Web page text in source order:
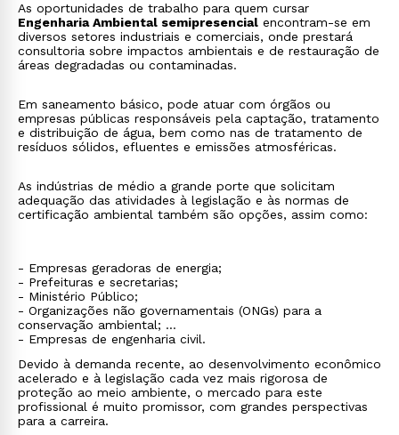
As oportunidades de trabalho para quem cursar
Engenharia Ambiental semipresencial encontram-se em
diversos setores industriais e comerciais, onde prestará
consultoria sobre impactos ambientais e de restauração de
áreas degradadas ou contaminadas.
Em saneamento básico, pode atuar com órgãos ou
empresas públicas responsáveis pela captação, tratamento
e distribuição de água, bem como nas de tratamento de
resíduos sólidos, efluentes e emissões atmosféricas.
As indústrias de médio a grande porte que solicitam
adequação das atividades à legislação e às normas de
certificação ambiental também são opções, assim como:
- Empresas geradoras de energia;
- Prefeituras e secretarias;
- Ministério Público;
- Organizações não governamentais (ONGs) para a
conservação ambiental;
- Empresas de engenharia civil.
Devido à demanda recente, ao desenvolvimento econômico
acelerado e à legislação cada vez mais rigorosa de
proteção ao meio ambiente, o mercado para este
profissional é muito promissor, com grandes perspectivas
para a carreira.